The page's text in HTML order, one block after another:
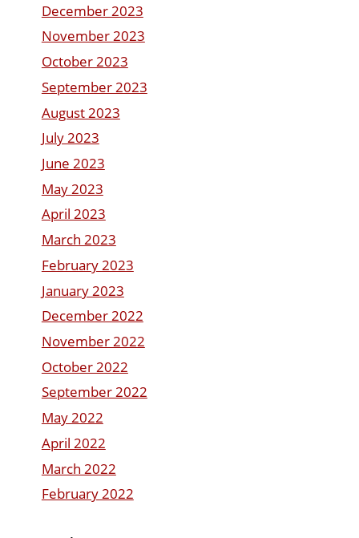
December 2023
November 2023
October 2023
September 2023
August 2023
July 2023
June 2023
May 2023
April 2023
March 2023
February 2023
January 2023
December 2022
November 2022
October 2022
September 2022
May 2022
April 2022
March 2022
February 2022